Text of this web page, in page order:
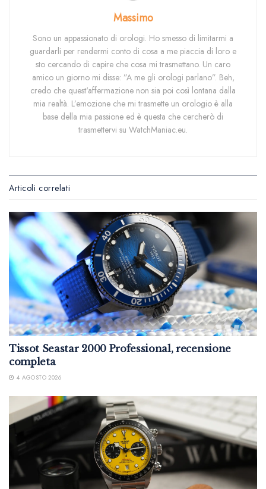
Massimo
Sono un appassionato di orologi. Ho smesso di limitarmi a
guardarli per rendermi conto di cosa a me piaccia di loro e
sto cercando di capire che cosa mi trasmettano. Un caro
amico un giorno mi disse: ”A me gli orologi parlano”. Beh,
credo che quest'affermazione non sia poi così lontana dalla
mia realtà. L’emozione che mi trasmette un orologio è alla
base della mia passione ed è questa che cercherò di
trasmettervi su WatchManiac.eu.
Articoli correlati
Tissot Seastar 2000 Professional, recensione
completa
4 AGOSTO 2026